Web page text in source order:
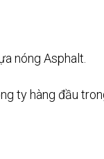
nóng Asphalt.
ty hàng đầu